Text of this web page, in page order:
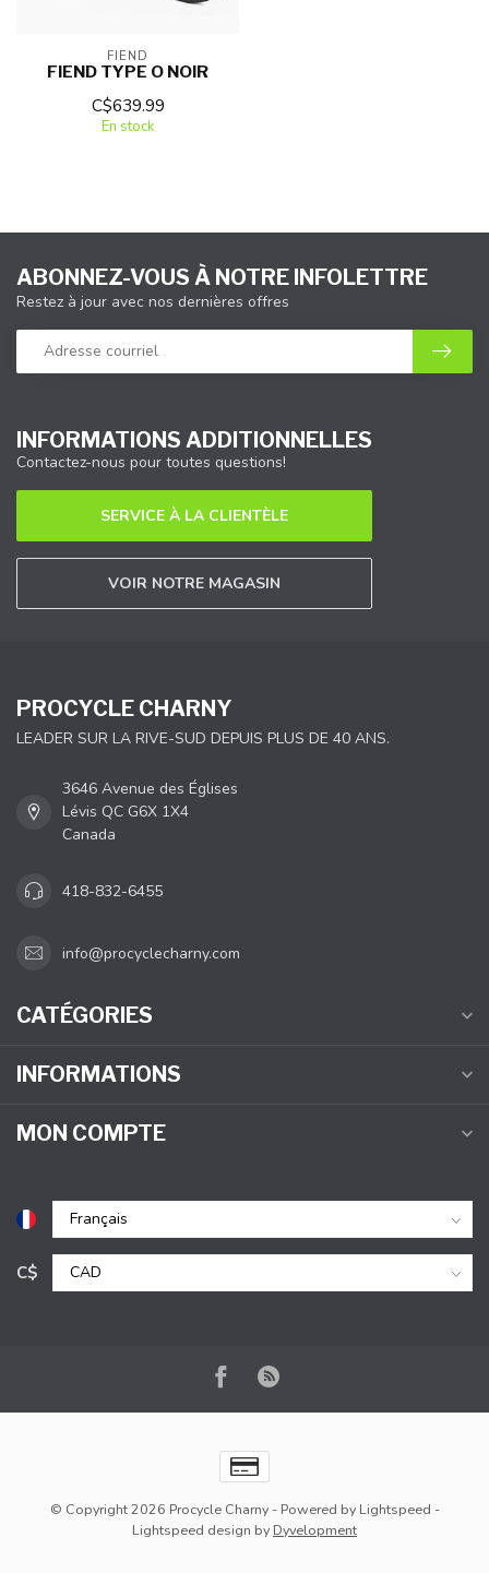
FIEND
FIEND TYPE O NOIR
C$639.99
En stock
INFORMATIONS ADDITIONNELLES
Contactez-nous pour toutes questions!
SERVICE À LA CLIENTÈLE
VOIR NOTRE MAGASIN
ABONNEZ-VOUS À NOTRE INFOLETTRE
Restez à jour avec nos dernières offres
PROCYCLE CHARNY
LEADER SUR LA RIVE-SUD DEPUIS PLUS DE 40 ANS.
3646 Avenue des Églises
Lévis QC G6X 1X4
Canada
418-832-6455
info@procyclecharny.com
CATÉGORIES
INFORMATIONS
MON COMPTE
C$
© Copyright 2026 Procycle Charny- Powered by Lightspeed -
Lightspeed design by Dyvelopment